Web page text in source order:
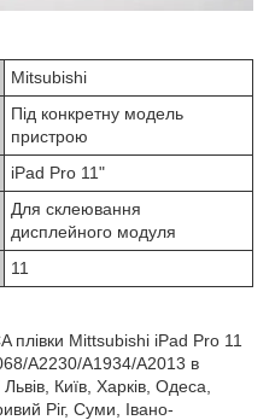
Mitsubishi
Під конкретну модель
пристрою
iPad Pro 11"
Для склеювання
дисплейного модуля
11
плівки Mittsubishi iPad Pro 11
A2230/A1934/A2013 в
Київ, Харків, Одеса,
Ріг, Суми, Івано-